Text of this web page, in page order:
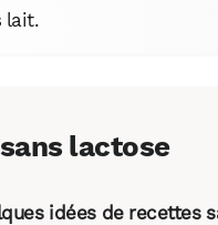
lait.
lactose
idées de recettes